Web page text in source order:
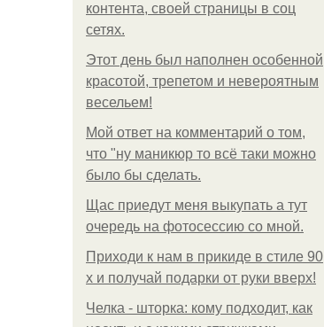
контента, своей страницы в соц
сетях.
Этот день был наполнен особенной
красотой, трепетом и невероятным
весельем!
Мой ответ на комментарий о том,
что "ну маникюр то всё таки можно
было бы сделать.
Щас приедут меня выкупать а тут
очередь на фотосессию со мной.
Приходи к нам в прикиде в стиле 90
х и получай подарки от руки вверх!
Челка - шторка: кому подходит, как